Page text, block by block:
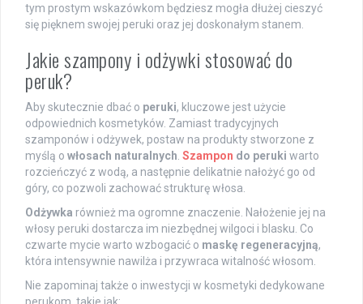
tym prostym wskazówkom będziesz mogła dłużej cieszyć
się pięknem swojej peruki oraz jej doskonałym stanem.
Jakie szampony i odżywki stosować do
peruk?
Aby skutecznie dbać o peruki, kluczowe jest użycie
odpowiednich kosmetyków. Zamiast tradycyjnych
szamponów i odżywek, postaw na produkty stworzone z
myślą o włosach naturalnych Szampon do peruki warto
rozcieńczyć z wodą, a następnie delikatnie nałożyć go od
góry, co pozwoli zachować strukturę włosa.
Odżywka również ma ogromne znaczenie. Nałożenie jej na
włosy peruki dostarcza im niezbędnej wilgoci i blasku. Co
czwarte mycie warto wzbogacić o maskę regeneracyjną,
która intensywnie nawilża i przywraca witalność włosom.
Nie zapominaj także o inwestycji w kosmetyki dedykowane
perukom, takie jak: